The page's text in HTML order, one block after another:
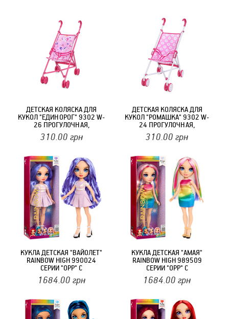
ДЕТСКАЯ КОЛЯСКА ДЛЯ
КУКОЛ "ЕДИНОРОГ" 9302 W-
26 ПРОГУЛОЧНАЯ,
СКЛАДНАЯ
310.00 грн
ДЕТСКАЯ КОЛЯСКА ДЛЯ
КУКОЛ "РОМАШКА" 9302 W-
24 ПРОГУЛОЧНАЯ,
СКЛАДНАЯ
310.00 грн
КУКЛА ДЕТСКАЯ "ВАЙОЛЕТ"
RAINBOW HIGH 990024
СЕРИИ "ОРР" С
АКСЕССУАРАМИ
1684.00 грн
КУКЛА ДЕТСКАЯ "АМАЯ"
RAINBOW HIGH 989509
СЕРИИ "ОРР" С
АКСЕССУАРАМИ
1684.00 грн